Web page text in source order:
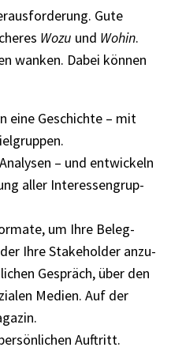
Gute
Wozu und Wohin.
wanken. Dabei können
eine Geschichte – mit
– und entwi­ckeln
aller Inter­es­sen­grup­
um Ihre Beleg­
Ihre Stake­hol­der anzu­
Gespräch, über den
Medien. Auf der
Auftritt.